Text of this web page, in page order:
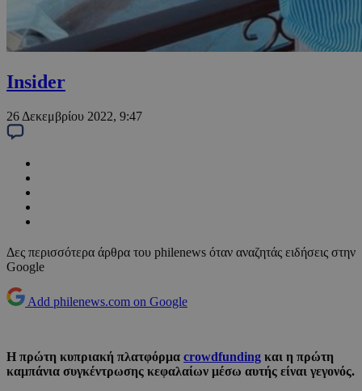
Insider
26 Δεκεμβρίου 2022, 9:47
Δες περισσότερα άρθρα του philenews όταν αναζητάς ειδήσεις στην
Google
Add philenews.com on Google
Η πρώτη κυπριακή πλατφόρμα crowdfunding και η πρώτη
καμπάνια συγκέντρωσης κεφαλαίων μέσω αυτής είναι γεγονός.